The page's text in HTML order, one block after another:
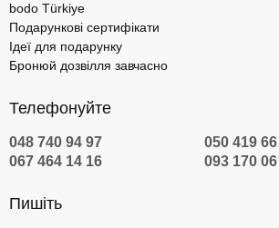
bodo Türkiye
Подарункові сертифікати
Ідеї для подарунку
Бронюй дозвілля завчасно
Телефонуйте
048 740 94 97
050 419
067 464 14 16
093 170
Пишіть